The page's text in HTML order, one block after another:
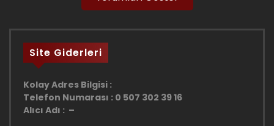
Site Giderleri
Kolay Adres Bilgisi :
Telefon Numarası : 0 507 302 39 16
Alıcı Adı : –